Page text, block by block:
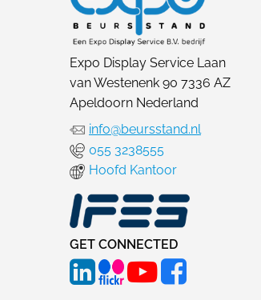
Expo Display Service Laan
van Westenenk 90 7336 AZ
Apeldoorn Nederland
info@beursstand.nl
055 3238555
Hoofd Kantoor
GET CONNECTED